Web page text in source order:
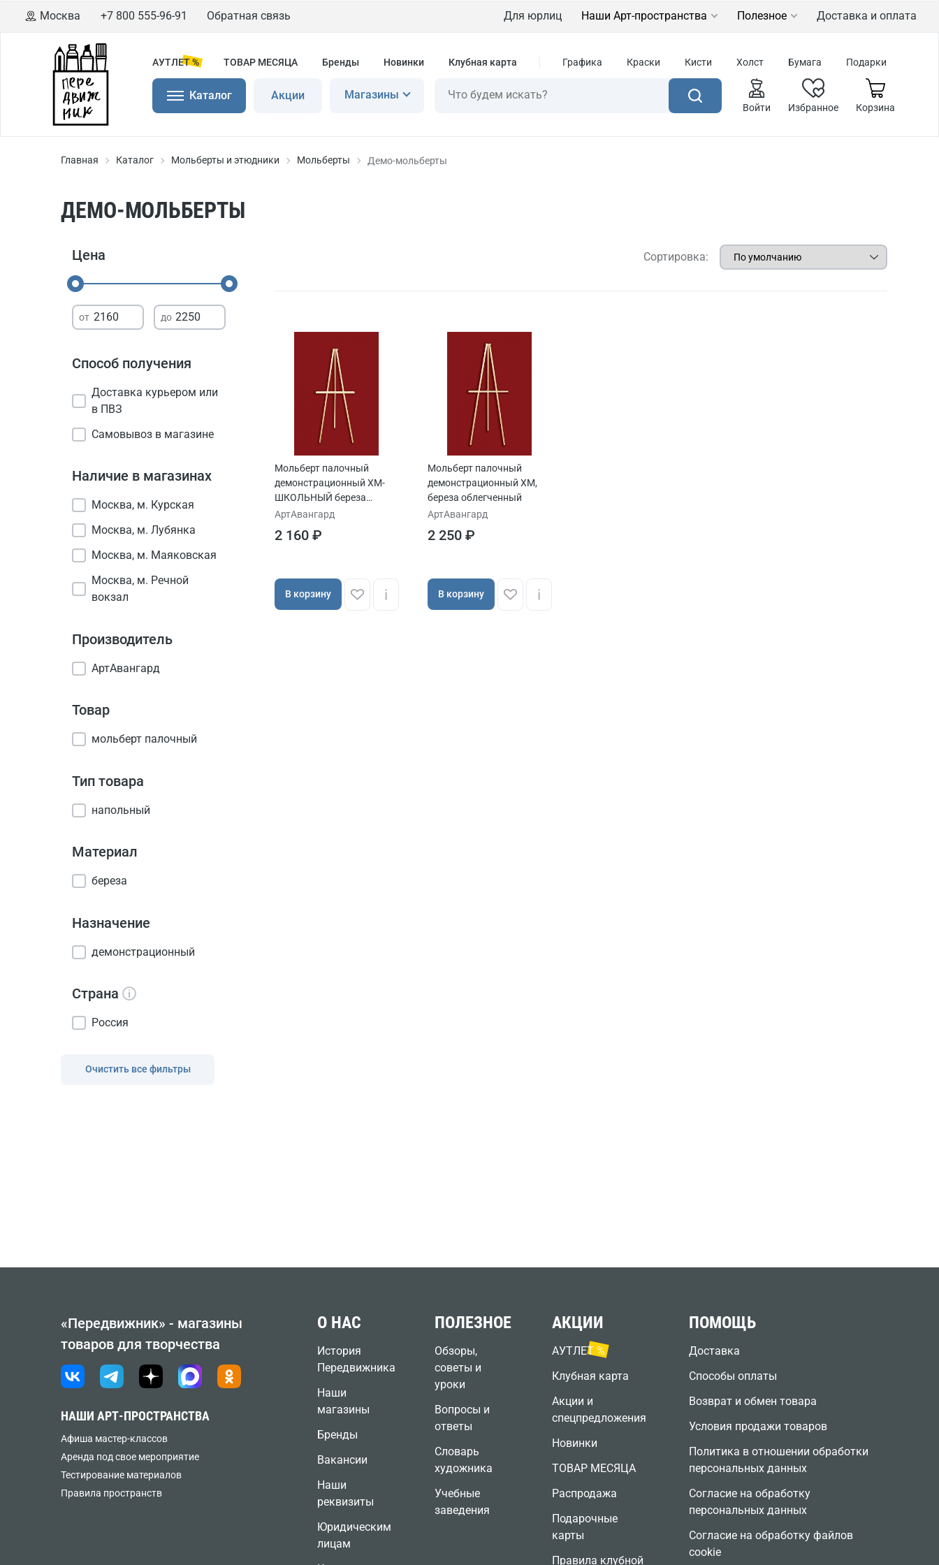
Москва +7 800 555-96-91 Обратная связь Для юрлиц Наши Арт-пространства Полезное Доставка и оплата
АУТЛЕТ % ТОВАР МЕСЯЦА Бренды Новинки Клубная карта Графика Краски Кисти Холст Бумага Подарки
Каталог Акции Магазины
Войти Избранное Корзина
Главная Каталог Мольберты и этюдники Мольберты Демо-мольберты
ДЕМО-МОЛЬБЕРТЫ
Цена
Способ получения
Доставка курьером или
в ПВЗ
Самовывоз в магазине
Наличие в магазинах
Москва, м. Курская
Москва, м. Лубянка
Москва, м. Маяковская
Москва, м. Речной
вокзал
Производитель
АртАвангард
Товар
мольберт палочный
Тип товара
напольный
Материал
береза
Назначение
демонстрационный
Страна
Россия
Очистить все фильтры
Сортировка:
Мольберт палочный
демонстрационный ХМ-
ШКОЛЬНЫЙ береза
облегченный
АртАвангард
2 160 ₽
В корзину
Мольберт палочный
демонстрационный ХМ,
береза облегченный
АртАвангард
2 250 ₽
В корзину
«Передвижник» - магазины
товаров для творчества
НАШИ АРТ-ПРОСТРАНСТВА
Афиша мастер-классов
Аренда под свое мероприятие
Тестирование материалов
Правила пространств
О НАС
История
Передвижника
Наши
магазины
Бренды
Вакансии
Наши
реквизиты
Юридическим
лицам
ПОЛЕЗНОЕ
Обзоры,
советы и
уроки
Вопросы и
ответы
Словарь
художника
Учебные
заведения
АКЦИИ
АУТЛЕТ %
Клубная карта
Акции и
спецпредложения
Новинки
ТОВАР МЕСЯЦА
Распродажа
Подарочные
карты
Правила клубной
ПОМОЩЬ
Доставка
Способы оплаты
Возврат и обмен товара
Условия продажи товаров
Политика в отношении обработки
персональных данных
Согласие на обработку
персональных данных
Согласие на обработку файлов
cookie